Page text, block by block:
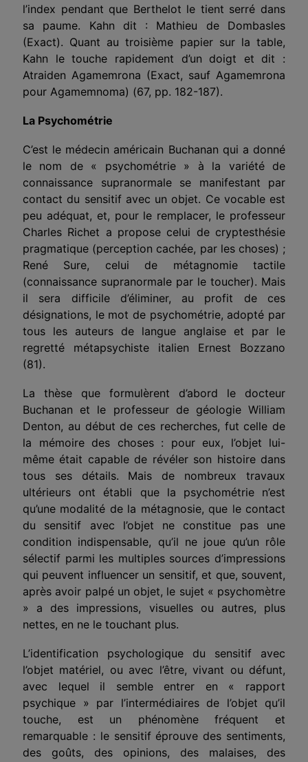
l’index pendant que Berthelot le tient serré dans
sa paume. Kahn dit : Mathieu de Dombasles
(Exact). Quant au troisième papier sur la table,
Kahn le touche rapidement d’un doigt et dit :
Atraiden Agamemrona (Exact, sauf Agamemrona
pour Agamemnoma) (67, pp. 182-187).
La Psychométrie
C’est le médecin américain Buchanan qui a donné
le nom de « psychométrie » à la variété de
connaissance supranormale se manifestant par
contact du sensitif avec un objet. Ce vocable est
peu adéquat, et, pour le remplacer, le professeur
Charles Richet a propose celui de cryptesthésie
pragmatique (perception cachée, par les choses) ;
René Sure, celui de métagnomie tactile
(connaissance supranormale par le toucher). Mais
il sera difficile d’éliminer, au profit de ces
désignations, le mot de psychométrie, adopté par
tous les auteurs de langue anglaise et par le
regretté métapsychiste italien Ernest Bozzano
(81).
La thèse que formulèrent d’abord le docteur
Buchanan et le professeur de géologie William
Denton, au début de ces recherches, fut celle de
la mémoire des choses : pour eux, l’objet lui-
même était capable de révéler son histoire dans
tous ses détails. Mais de nombreux travaux
ultérieurs ont établi que la psychométrie n’est
qu’une modalité de la métagnosie, que le contact
du sensitif avec l’objet ne constitue pas une
condition indispensable, qu’il ne joue qu’un rôle
sélectif parmi les multiples sources d’impressions
qui peuvent influencer un sensitif, et que, souvent,
après avoir palpé un objet, le sujet « psychomètre
» a des impressions, visuelles ou autres, plus
nettes, en ne le touchant plus.
L’identification psychologique du sensitif avec
l’objet matériel, ou avec l’être, vivant ou défunt,
avec lequel il semble entrer en « rapport
psychique » par l’intermédiaires de l’objet qu’il
touche, est un phénomène fréquent et
remarquable : le sensitif éprouve des sentiments,
des goûts, des opinions, des malaises, des